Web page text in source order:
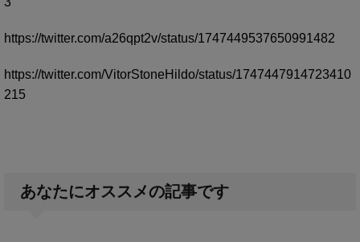
https://twitter.com/a26qpt2v/status/1747449537650991482
https://twitter.com/VitorStoneHildo/status/1747447914723410
215
あなたにオススメの記事です